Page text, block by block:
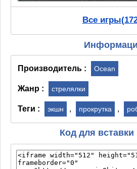
Все
Производитель : Ocean
Жанр : стрелялки
Теги : экшн , прокрутка ,
Код для вставки